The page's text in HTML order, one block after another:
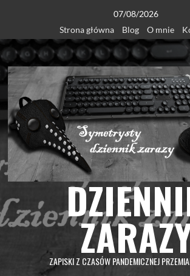
content
07/08/2026
Strona główna
Blog O mnie
ZAPISKI Z CZASÓW PANDEMICZNEJ